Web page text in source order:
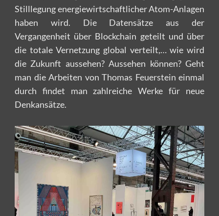
Stilllegung energiewirtschaftlicher Atom-Anlagen
haben wird. Die Datensätze aus der
Vergangenheit über Blockchain geteilt und über
die totale Vernetzung global verteilt,… wie wird
die Zukunft aussehen? Aussehen können? Geht
man die Arbeiten von Thomas Feuerstein einmal
durch findet man zahlreiche Werke für neue
Denkansätze.